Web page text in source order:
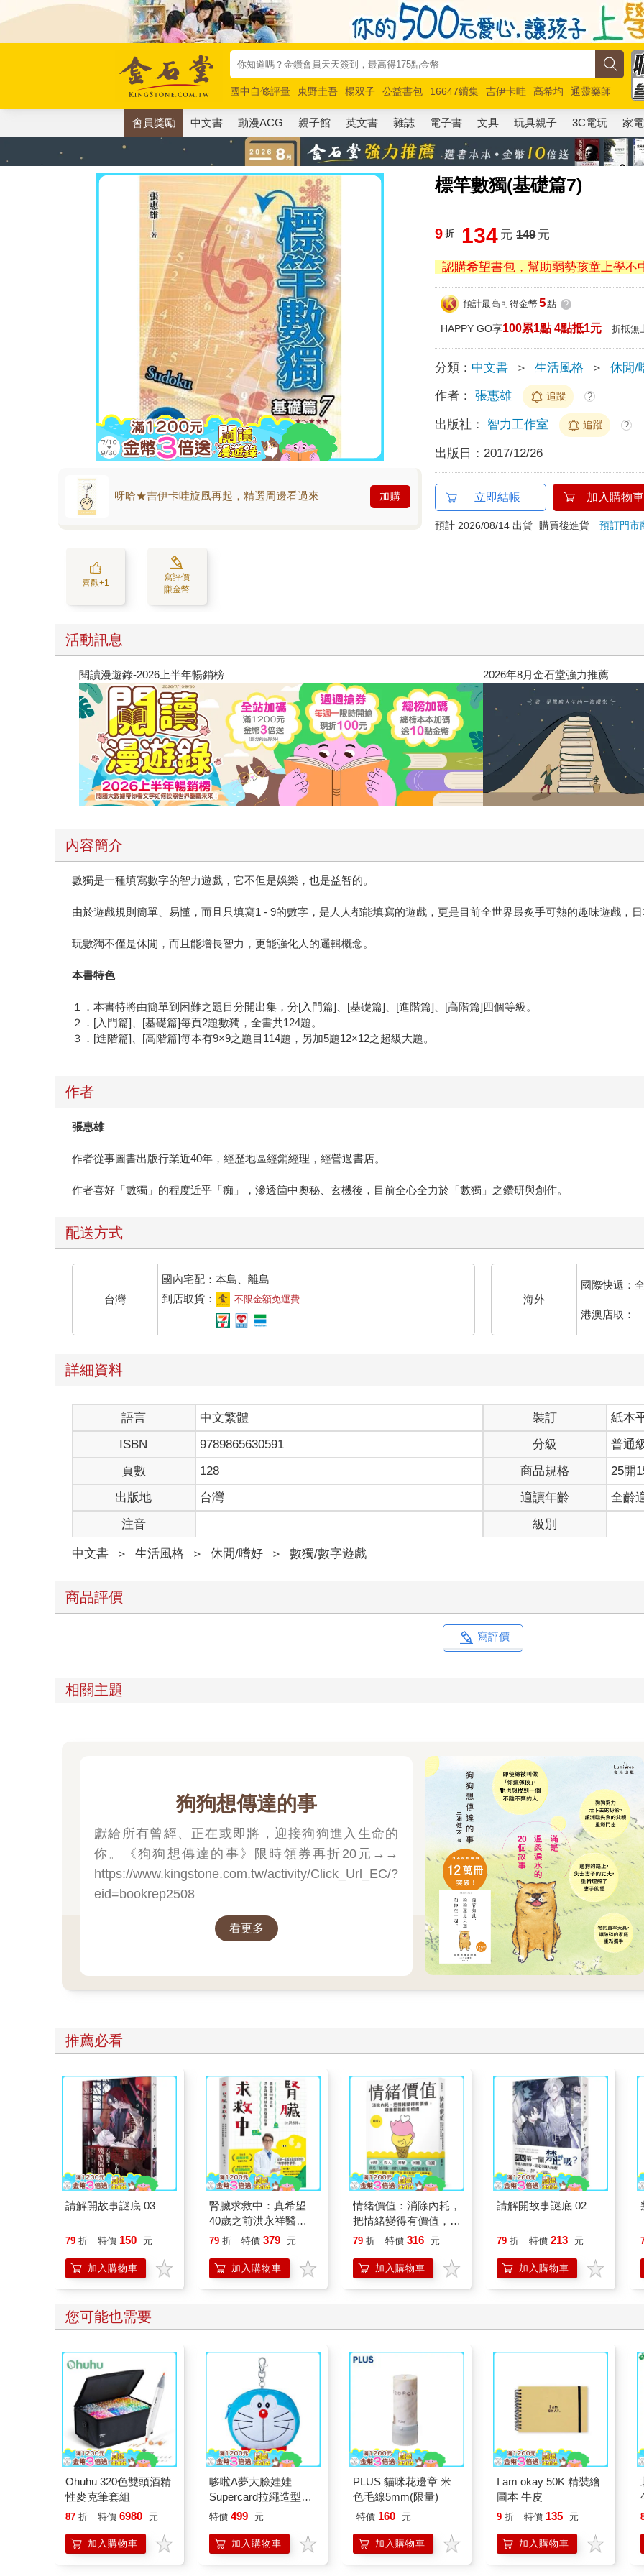
國中自修評量 東野圭吾 楊双子 公益書包 16647續集 吉伊卡哇 高希均
通靈藥師
唯紅花綻放
奧德賽 路邊攤新作 馬斯克 玩具總動員5 超慢跑
會員獎勵 中文書 動漫ACG 親子館 英文書 雜誌 電子書 文具 玩具親子 3C電玩 家電
標竿數獨(基礎篇7)
呀哈★吉伊卡哇旋風再起，精選周邊看過來 加購
喜歡+1
寫評價
賺金幣
9 折 134 元 149元
認購希望書包，幫助弱勢孩童上學不
預計最高可得金幣 5點 ?
HAPPY GO享100累1點 4點抵1元 折抵無
分類： 中文書 ＞ 生活風格 ＞ 休閒/
作者： 張惠雄 追蹤 ?
出版社： 智力工作室 追蹤 ?
出版日： 2017/12/26
立即結帳 加入購物車
預計 2026/08/14 出貨 購買後進貨預訂門市
活動訊息
閱讀漫遊錄-2026上半年暢銷榜 2026年8月金石堂強力推薦
內容簡介
數獨是一種填寫數字的智力遊戲，它不但是娛樂，也是益智的。
由於遊戲規則簡單、易懂，而且只填寫1 - 9的數字，是人人都能填寫的遊戲，更是目前全世界最炙手可熱的趣味遊戲，
玩數獨不僅是休閒，而且能增長智力，更能強化人的邏輯概念。
本書特色
１．本書特將由簡單到困難之題目分開出集，分[入門篇]、[基礎篇]、[進階篇]、[高階篇]四個等級。
２．[入門篇]、[基礎篇]每頁2題數獨，全書共124題。
３．[進階篇]、[高階篇]每本有9×9之題目114題，另加5題12×12之超級大題。
作者
張惠雄
作者從事圖書出版行業近40年，經歷地區經銷經理，經營過書店。
作者喜好「數獨」的程度近乎「痴」，滲透箇中奧秘、玄機後，目前全心全力於「數獨」之鑽研與創作。
配送方式
台灣
國內宅配：本島、離島
到店取貨：
不限金額免運費 海外
國際快遞：
港澳店取：
詳細資料
語言 中文繁體 裝訂
紙本
ISBN
9789865630591 分級
普通
頁數
128 商品規格
25開
出版地
台灣 適讀年齡
全齡
注音
級別
中文書 ＞ 生活風格 ＞ 休閒/嗜好 ＞ 數獨/數字遊戲
商品評價
寫評價
相關主題
狗狗想傳達的事
獻給所有曾經、正在或即將，迎接狗狗進入生命的
你。《狗狗想傳達的事》限時領券再折20元→→
https://www.kingstone.com.tw/activity/Click_Url_EC/?
eid=bookrep2508
看更多
推薦必看
請解開故事謎底 03
79 折 特價 150 元
加入購物車
腎臟求救中：真希望
40歲之前洪永祥醫師
就告訴我這些事
79 折 特價 379 元
加入購物車
情緒價值：消除內耗，
把情緒變得有價值，跟
誰都能自在相處
79 折 特價 316 元
加入購物車
請解開故事謎底 02
79 折 特價 213 元
加入購物車
您可能也需要
Ohuhu 320色雙頭酒精
性麥克筆套組
87 折 特價 6980 元
加入購物車
哆啦A夢大臉娃娃
Supercard拉繩造型悠
遊卡【受託代銷】
特價 499 元
加入購物車
PLUS 貓咪花邊章 米
色毛線5mm(限量)
特價 160 元
加入購物車
I am okay 50K 精裝繪
圖本 牛皮
9 折 特價 135 元
加入購物車